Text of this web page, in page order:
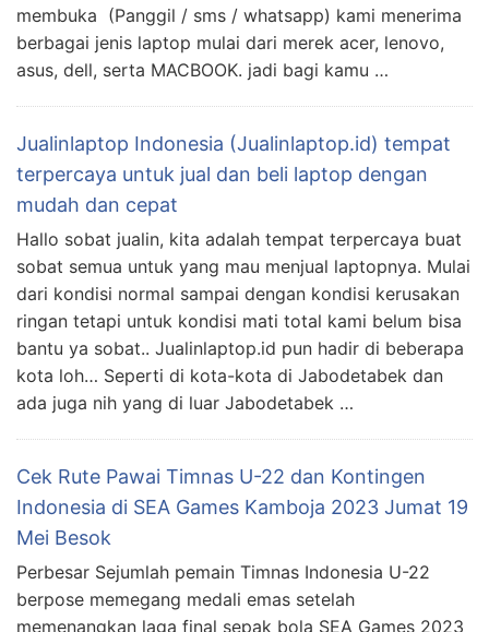
membuka (Panggil / sms / whatsapp) kami menerima
berbagai jenis laptop mulai dari merek acer, lenovo,
asus, dell, serta MACBOOK. jadi bagi kamu …
Jualinlaptop Indonesia (Jualinlaptop.id) tempat
terpercaya untuk jual dan beli laptop dengan
mudah dan cepat
Hallo sobat jualin, kita adalah tempat terpercaya buat
sobat semua untuk yang mau menjual laptopnya. Mulai
dari kondisi normal sampai dengan kondisi kerusakan
ringan tetapi untuk kondisi mati total kami belum bisa
bantu ya sobat.. Jualinlaptop.id pun hadir di beberapa
kota loh… Seperti di kota-kota di Jabodetabek dan
ada juga nih yang di luar Jabodetabek …
Cek Rute Pawai Timnas U-22 dan Kontingen
Indonesia di SEA Games Kamboja 2023 Jumat 19
Mei Besok
Perbesar Sejumlah pemain Timnas Indonesia U-22
berpose memegang medali emas setelah
memenangkan laga final sepak bola SEA Games 2023